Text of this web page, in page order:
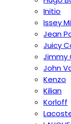
Initio
Issey
Jean
Juicy
Jimmy
John
Kenzo
Kilian
Korloff